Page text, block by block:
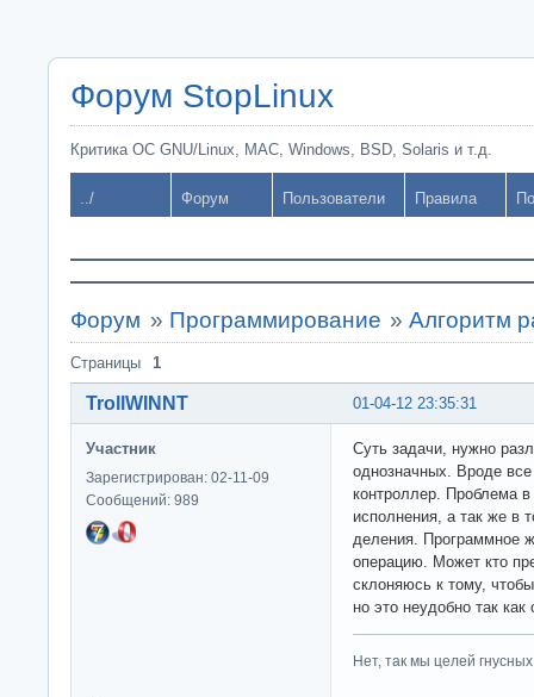
Форум StopLinux
Критика ОС GNU/Linux, MAC, Windows, BSD, Solaris и т.д.
../ Форум Пользователи Правила
Форум » Программирование »Алгоритм
Страницы 1
01-04-12 23:35:31
TrollWINNT
Участник
Зарегистрирован: 02-11-09
Сообщений: 989
Суть задачи, нужно
однозначных. Вроде
контроллер. Проблема
исполнения, а так же в
деления. Программное
операцию. Может кто
склоняюсь к тому,
но это неудобно так
Нет, так мы целей